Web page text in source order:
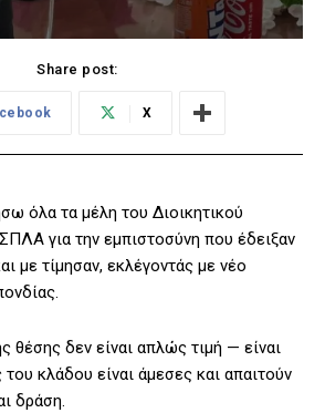
Share post:
X
όλα τα μέλη του Διοικητικού
για την εμπιστοσύνη που έδειξαν
με τίμησαν, εκλέγοντάς με νέο
θέσης δεν είναι απλώς τιμή — είναι
κλάδου είναι άμεσες και απαιτούν
δράση.